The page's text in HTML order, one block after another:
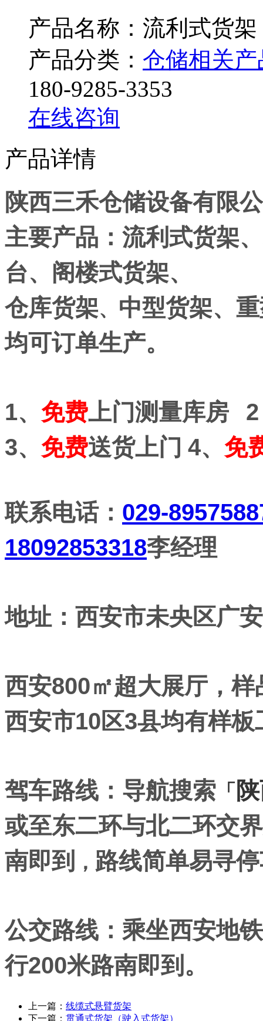
产品名称：流利式货
产品分类： 仓储相关产
180-9285-3353
在线咨询
产品详情
陕西三禾仓储设备有限
主要产品：流利式货架
台、阁楼式货架、
仓库货架、 中型货架、
均可订单生产。
1、 免费上门测量库房 2
3、 免费送货上门 4、 免
联系电话： 029-
18092853318李经理
地址：西安市未央区广
西安800㎡超大展厅，
西安市10区3县均有样
驾车路线：导航搜索 「
或至东二环与北二环交
南即到
， 路线简单易寻
公交路线：乘坐西安地
行200米路南即到。
上一篇： 线缆式悬臂货架
下一篇： 贯通式货架（驶入式货架）